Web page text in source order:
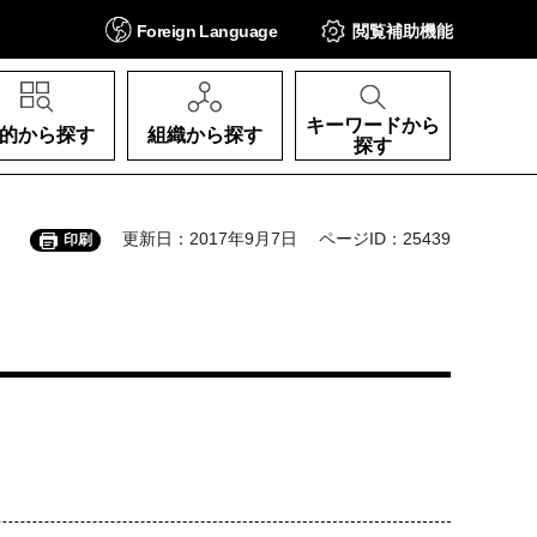
Foreign Language 閲覧補助機能
から探す 組織から探す
キーワードから
探す
印刷 更新日：2017年9月7日 ページID：25439